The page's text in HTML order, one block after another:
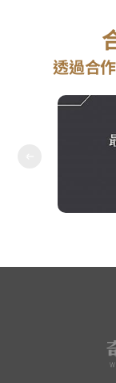
透過合